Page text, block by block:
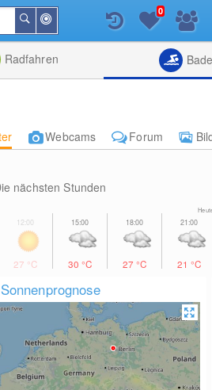
der
Suchen
Listenansicht
0
Radfahren
Webcams Forum
nächsten Stunden
27 °C 30°C 27°C 21°C
Sonnenprognose